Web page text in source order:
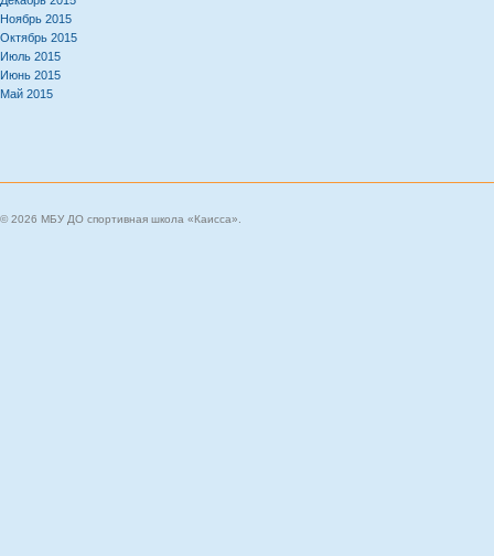
Ноябрь 2015
Октябрь 2015
Июль 2015
Июнь 2015
Май 2015
© 2026 МБУ ДО спортивная школа «Каисса».